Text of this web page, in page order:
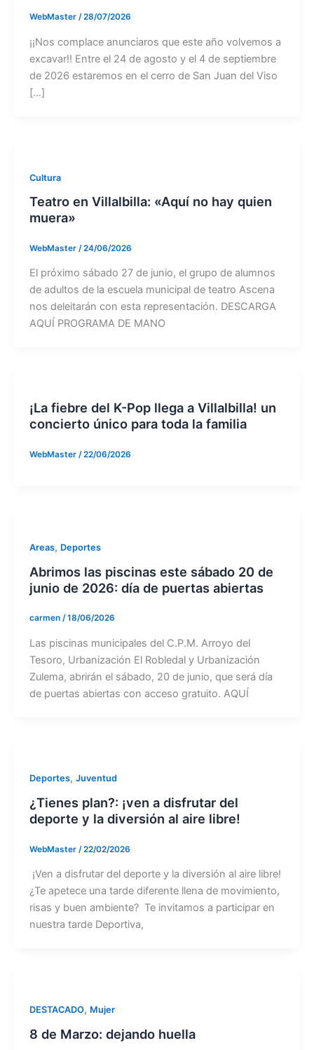
WebMaster /28/07/2026
¡¡Nos complace anunciaros que este año volvemos a
excavar!! Entre el 24 de agosto y el 4 de septiembre
de 2026 estaremos en el cerro de San Juan del Viso
[…]
Cultura
Teatro en Villalbilla: «Aquí no hay quien
muera»
WebMaster /24/06/2026
El próximo sábado 27 de junio, el grupo de alumnos
de adultos de la escuela municipal de teatro Ascena
nos deleitarán con esta representación. DESCARGA
AQUÍ PROGRAMA DE MANO
¡La fiebre del K-Pop llega a Villalbilla! un
concierto único para toda la familia
WebMaster /22/06/2026
Areas, Deportes
Abrimos las piscinas este sábado 20 de
junio de 2026: día de puertas abiertas
carmen /18/06/2026
Las piscinas municipales del C.P.M. Arroyo del
Tesoro, Urbanización El Robledal y Urbanización
Zulema, abrirán el sábado, 20 de junio, que será día
de puertas abiertas con acceso gratuito. AQUÍ
Deportes, Juventud
¿Tienes plan?: ¡ven a disfrutar del
deporte y la diversión al aire libre!
WebMaster /22/02/2026
¡Ven a disfrutar del deporte y la diversión al aire libre!
¿Te apetece una tarde diferente llena de movimiento,
risas y buen ambiente? Te invitamos a participar en
nuestra tarde Deportiva,
DESTACADO, Mujer
8 de Marzo: dejando huella